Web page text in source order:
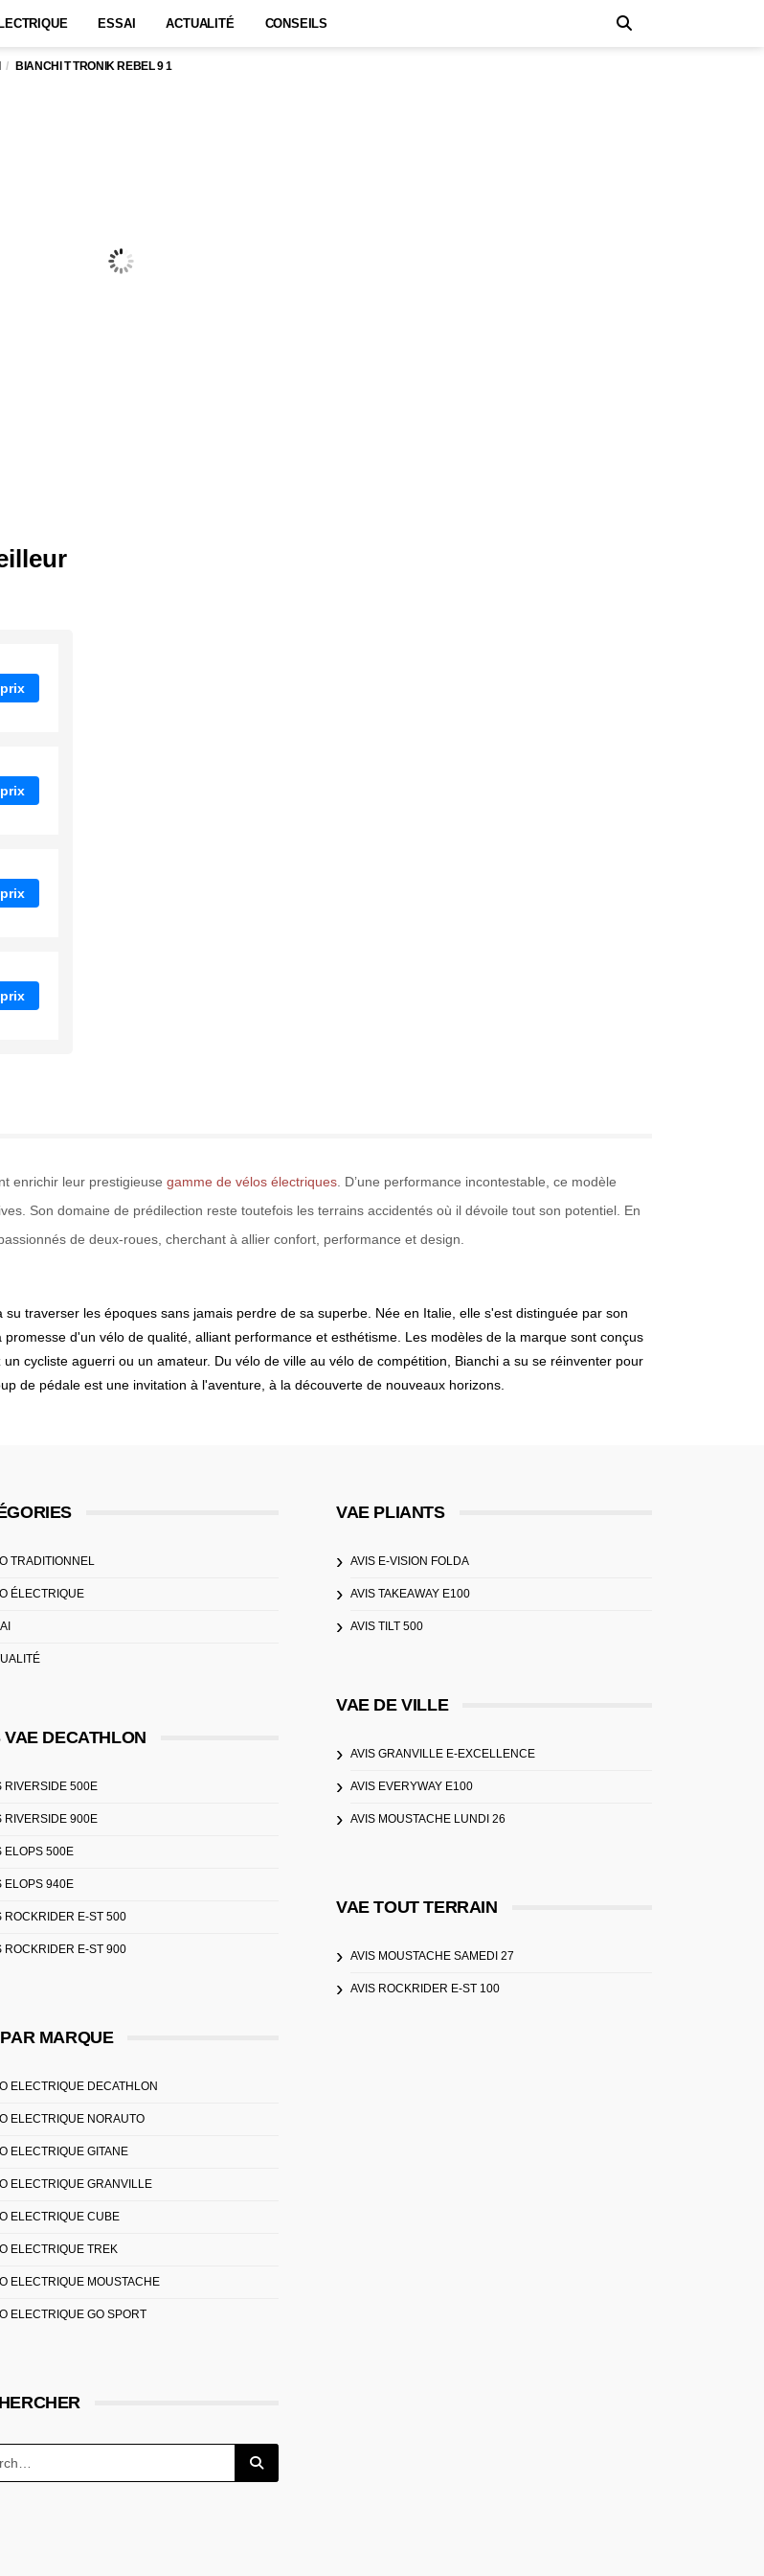
ESSAI ACTUALITÉ CONSEILS
BIANCHI T TRONIK REBEL 9 1
enrichir leur prestigieuse gamme de vélos électriques. D’une performance incontestable, ce modèle
Son domaine de prédilection reste toutefois les terrains accidentés où il dévoile tout son potentiel. En
de deux-roues, cherchant à allier confort, performance et design.
traverser les époques sans jamais perdre de sa superbe. Née en Italie, elle s'est distinguée par son
d'un vélo de qualité, alliant performance et esthétisme. Les modèles de la marque sont conçus
cycliste aguerri ou un amateur. Du vélo de ville au vélo de compétition, Bianchi a su se réinventer pour
de pédale est une invitation à l'aventure, à la découverte de nouveaux horizons.
TRADITIONNEL
ÉLECTRIQUE
VAE DECATHLON
RIVERSIDE 500E
RIVERSIDE 900E
ELOPS 500E
ELOPS 940E
ROCKRIDER E-ST 500
ROCKRIDER E-ST 900
MARQUE
ELECTRIQUE DECATHLON
ELECTRIQUE NORAUTO
ELECTRIQUE GITANE
ELECTRIQUE GRANVILLE
ELECTRIQUE CUBE
ELECTRIQUE TREK
ELECTRIQUE MOUSTACHE
ELECTRIQUE GO SPORT
VAE PLIANTS
AVIS E-VISION FOLDA
AVIS TAKEAWAY E100
AVIS TILT 500
VAE DE VILLE
AVIS GRANVILLE E-EXCELLENCE
AVIS EVERYWAY E100
AVIS MOUSTACHE LUNDI 26
VAE TOUT TERRAIN
AVIS MOUSTACHE SAMEDI 27
AVIS ROCKRIDER E-ST 100